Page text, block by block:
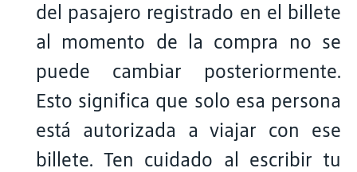
del pasajero registrado en el billete
al momento de la compra no se
puede cambiar posteriormente.
Esto significa que solo esa persona
está autorizada a viajar con ese
billete. Ten cuidado al escribir tu